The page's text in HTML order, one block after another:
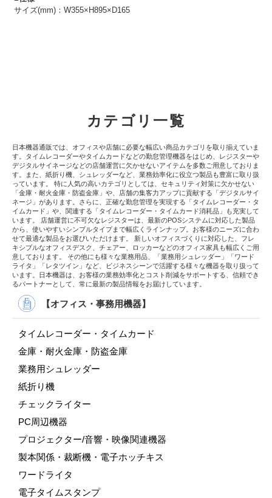
サイズ(mm)：W355×H895×D165
カテゴリ一覧
日本機器通販では、オフィスや店舗に必要な幅広い商品カテゴリを取り揃えていま
す。タイムレコーダーやタイムカードなどの勤怠管理機器をはじめ、レジスターや
デジタルサイネージなどの店舗運営に欠かせないアイテムを多数ご用意しておりま
す。また、紙折り機、シュレッダーなど、業務効率化に役立つ製品も豊富に取り扱
っています。 特に人気の高いカテゴリとしては、セキュリティ対策に欠かせない
「金庫・耐火金庫・防盗金庫」や、店舗の集客力アップに貢献する「デジタルサイ
ネージ」があります。さらに、正確な勤怠管理を実現する「タイムレコーダー・タ
イムカード」や、関連する「タイムレコーダー・タイムカード消耗品」も充実して
います。 店舗運営に不可欠なレジスターは、最新のPOSシステムに対応した製品
から、使いやすいシンプルタイプまで幅広くラインナップ。お客様のニーズに合わ
せて最適な製品をお選びいただけます。 新しいオフィスづくりに対応した、フレ
キシブルなオフィスデスク、チェアー、ロッカーなどのオフィス家具も幅広くご用
意しております。 その他にも様々な業務用品、「業務用シュレッダー」「ワード
ライタ」「レタツイン」など、ビジネスシーンで活躍する様々な機器を取り扱って
います。日本機器は、お客様の業務効率化とコスト削減をサポートする、信頼でき
るパートナーとして、常に最新の製品情報をお届けしています。
【オフィス・事務用機器】
タイムレコーダー・タイムカード
金庫・耐火金庫・防盗金庫
業務用シュレッダー
紙折り機
チェックライター
PC周辺機器
プロジェクター/音響・映像関連機器
製本関係・裁断機・電子ホッチキス
ワードライタ
電子タイムスタンプ